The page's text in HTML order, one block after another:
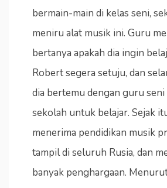
bermain-main di kelas seni,
meniru alat musik ini. Guru
bertanya apakah dia ingin
Robert segera setuju, dan
dia bertemu dengan guru
sekolah untuk belajar. Sejak
menerima pendidikan musik
tampil di seluruh Rusia, dan
banyak penghargaan.